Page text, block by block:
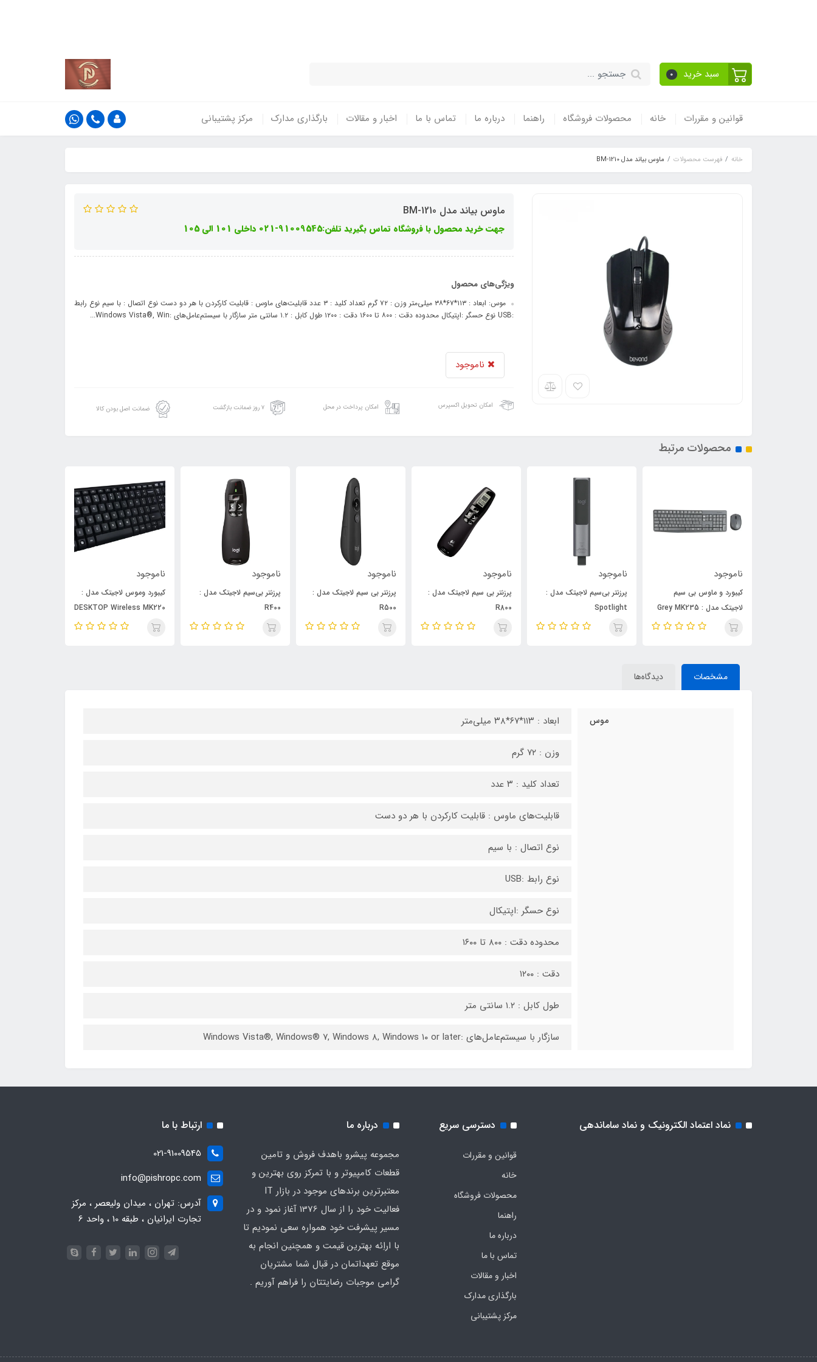
سبد خرید 0
قوانین و مقررات خانه محصولات فروشگاه راهنما درباره ما تماس با ما اخبار و مقالات بارگذاری مدارک مرکز پشتیبانی
خانه فهرست محصولات ماوس بیاند مدل BM-1210
ماوس بیاند مدل BM-1210
جهت خرید محصول با فروشگاه تماس بگیرید تلفن:91009545-021 داخلی 101 الی 105
ویژگی‌های محصول
موس: ابعاد : ۱۱۳*۶۷*۳۸ میلی‌متر وزن : ۷۲ گرم تعداد کلید : ۳ عدد قابلیت‌های ماوس : قابلیت کارکردن با هر دو دست نوع اتصال : با سیم نوع رابط
:USB نوع حسگر :اپتیکال محدوده دقت : ۸۰۰ تا ۱۶۰۰ دقت : ۱۲۰۰ طول کابل : ۱.۲ سانتی متر سازگار با سیستم‌عامل‌های :Windows Vista®, Win...
ناموجود
امکان تحویل اکسپرس امکان پرداخت در محل ۷ روز ضمانت بازگشت ضمانت اصل بودن کالا
محصولات مرتبط
ناموجود
پرزنتر بی‌سیم لاجیتک مدل :
Spotlight
ناموجود
پرزنتر بی سیم لاجیتک مدل :
R800
ناموجود
پرزنتر بی سیم لاجیتک مدل :
R500
ناموجود
پرزنتر بی‌سیم لاجیتک مدل :
R400
ناموجود
کیبورد وموس لاجیتک مدل :
DESKTOP Wireless MK220
ناموجود
کیبورد و موس لاجیتک مدل :
DESKTOP Wireless MK240
مشخصات دیدگاه‌ها
موس ابعاد : ۱۱۳*۶۷*۳۸ میلی‌متر
وزن : ۷۲ گرم
تعداد کلید : ۳ عدد
قابلیت‌های ماوس : قابلیت کارکردن با هر دو دست
نوع اتصال : با سیم
نوع رابط :USB
نوع حسگر :اپتیکال
محدوده دقت : ۸۰۰ تا ۱۶۰۰
دقت : ۱۲۰۰
طول کابل : ۱.۲ سانتی متر
سازگار با سیستم‌عامل‌های :Windows Vista®, Windows® ۷, Windows ۸, Windows ۱۰ or later
نماد اعتماد الکترونیک و نماد ساماندهی دسترسی سریع
قوانین و مقررات
خانه
محصولات فروشگاه
راهنما
درباره ما
تماس با ما
اخبار و مقالات
بارگذاری مدارک
مرکز پشتیبانی
درباره ما
مجموعه پیشرو باهدف فروش و تامین
قطعات کامپیوتر و با تمرکز روی بهترین و
معتبرترین برندهای موجود در بازار IT
فعالیت خود را از سال 1376 آغاز نمود و در
مسیر پیشرفت خود همواره سعی نمودیم تا
با اراِئه بهترین قیمت و همچنین انجام به
موقع تعهداتمان در قبال شما مشتریان
گرامی موجبات رضایتتان را فراهم آوریم .
ارتباط با ما
021-91009545
info@pishropc.com
آدرس: تهران ، میدان ولیعصر ، مرکز
تجارت ایرانیان ، طبقه 10 ، واحد 6